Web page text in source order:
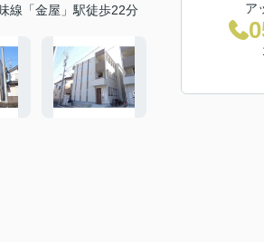
線「金屋」駅徒歩22分 ア